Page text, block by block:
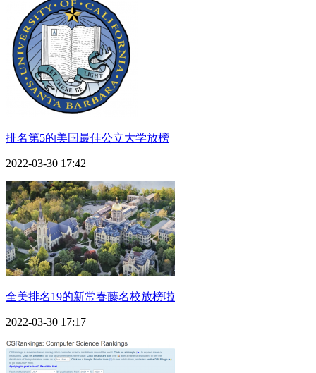
排名第5的美国最佳公立大学放榜
2022-03-30 17:42
全美排名19的新常春藤名校放榜啦
2022-03-30 17:17